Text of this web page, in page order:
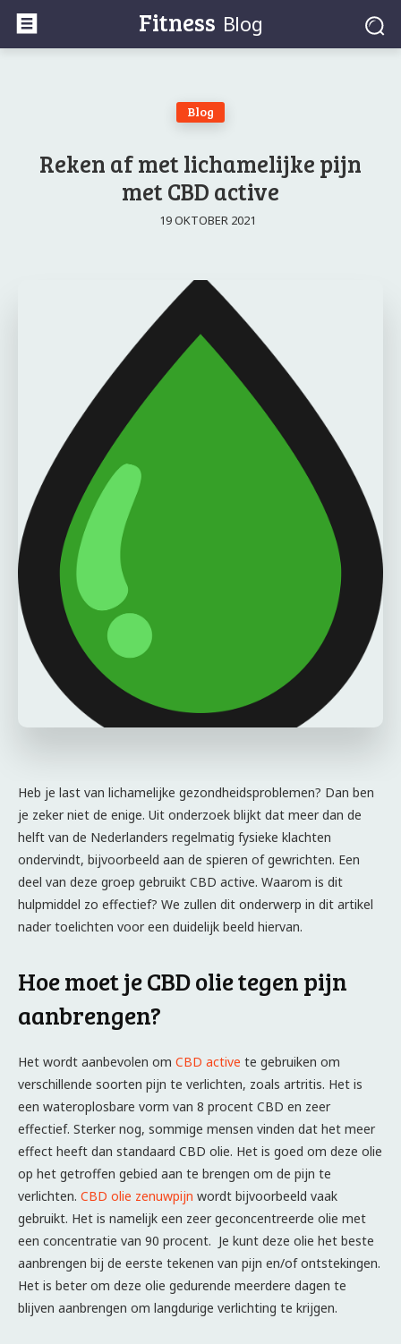
Fitness Blog
Blog
Reken af met lichamelijke pijn
met CBD active
19 OKTOBER 2021
Heb je last van lichamelijke gezondheidsproblemen? Dan ben
je zeker niet de enige. Uit onderzoek blijkt dat meer dan de
helft van de Nederlanders regelmatig fysieke klachten
ondervindt, bijvoorbeeld aan de spieren of gewrichten. Een
deel van deze groep gebruikt CBD active. Waarom is dit
hulpmiddel zo effectief? We zullen dit onderwerp in dit artikel
nader toelichten voor een duidelijk beeld hiervan.
Hoe moet je CBD olie tegen pijn
aanbrengen?
Het wordt aanbevolen om CBD active te gebruiken om
verschillende soorten pijn te verlichten, zoals artritis. Het is
een wateroplosbare vorm van 8 procent CBD en zeer
effectief. Sterker nog, sommige mensen vinden dat het meer
effect heeft dan standaard CBD olie. Het is goed om deze olie
op het getroffen gebied aan te brengen om de pijn te
verlichten. CBD olie zenuwpijn wordt bijvoorbeeld vaak
gebruikt. Het is namelijk een zeer geconcentreerde olie met
een concentratie van 90 procent. Je kunt deze olie het beste
aanbrengen bij de eerste tekenen van pijn en/of ontstekingen.
Het is beter om deze olie gedurende meerdere dagen te
blijven aanbrengen om langdurige verlichting te krijgen.